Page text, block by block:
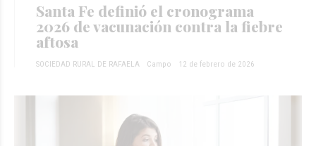
Santa Fe definió el cronograma
2026 de vacunación contra la fiebre
aftosa
SOCIEDAD RURAL DE RAFAELA Campo 12 de febrero de 2026